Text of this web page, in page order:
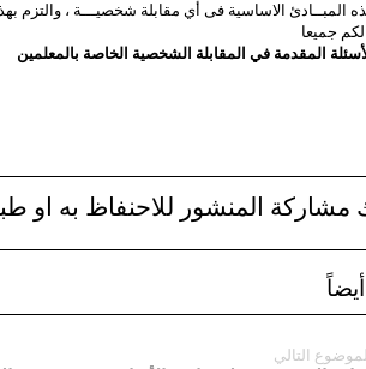
المبــادئ الاساسية فى أي مقابلة شخصيـــة ،
لكم جميعا
المقدمة في المقابلة الشخصية الخاصة بالمعلمين
مشاركة المنشور للاحنفاظ به او
الموضوع التالي